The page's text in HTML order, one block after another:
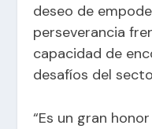
deseo de
perseverancia
capacidad de
desafíos del
“Es un gran